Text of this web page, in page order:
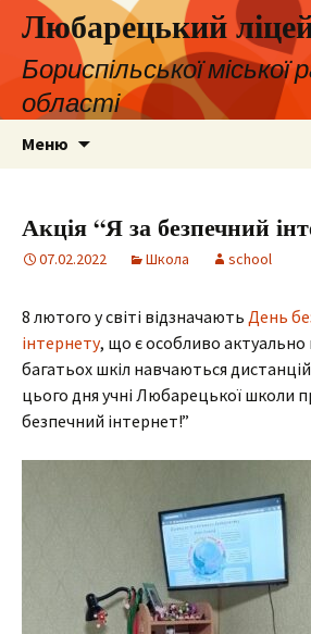
Любарецький
Бориспільської міської
області
Меню
Акція “Я за безпечний
07.02.2022 Школа school
8 лютого у світі відзначають День
інтернету, що є особливо актуально
багатьох шкіл навчаються
цього дня учні Любарецької школи
безпечний інтернет!”